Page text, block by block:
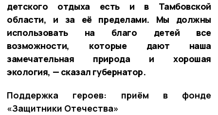
детского отдыха есть и в Тамбовской
области, и за её пределами. Мы должны
использовать на благо детей все
возможности, которые дают наша
замечательная природа и хорошая
экология, — сказал губернатор.
Поддержка героев: приём в фонде
«Защитники Отечества»